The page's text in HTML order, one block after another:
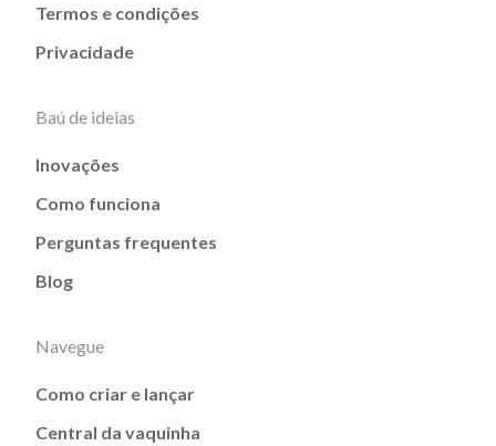
Termos e condições
Privacidade
Baú de ideias
Inovações
Como funciona
Perguntas frequentes
Blog
Navegue
Como criar e lançar
Central da vaquinha